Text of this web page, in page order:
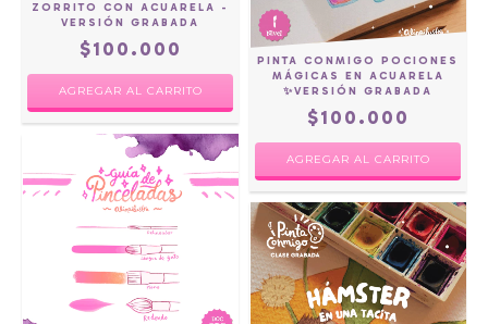
ZORRITO CON ACUARELA -
VERSIÓN GRABADA
$100.000
PINTA CONMIGO POCIONES
MÁGICAS EN ACUARELA
✨VERSIÓN GRABADA
$100.000